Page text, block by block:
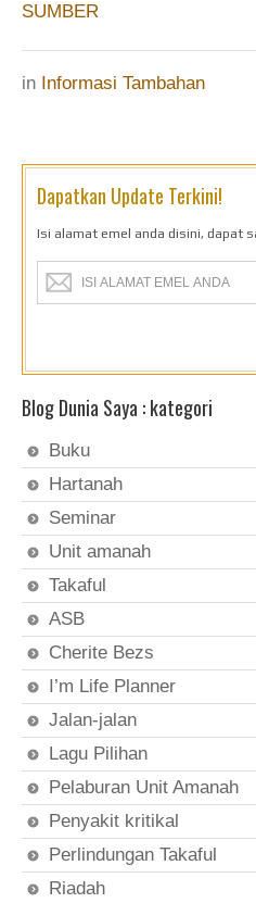
SUMBER
in Informasi Tambahan
Dapatkan Update Terkini!
Isi alamat emel anda disini, dapat
Blog Dunia Saya : kategori
Buku
Hartanah
Seminar
Unit amanah
Takaful
ASB
Cherite Bezs
I’m Life Planner
Jalan-jalan
Lagu Pilihan
Pelaburan Unit Amanah
Penyakit kritikal
Perlindungan Takaful
Riadah